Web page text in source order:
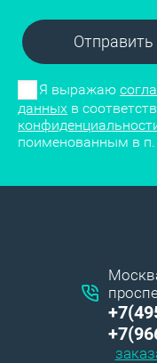
Отправить
Я выражаю
данных в
поименованным в п.